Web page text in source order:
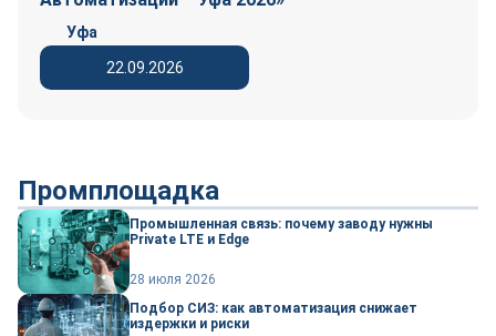
22.09.2026
Уфа
Промплощадка
Промышленная связь: почему заводу нужны
Private LTE и Edge
28 июля 2026
Подбор СИЗ: как автоматизация снижает
издержки и риски